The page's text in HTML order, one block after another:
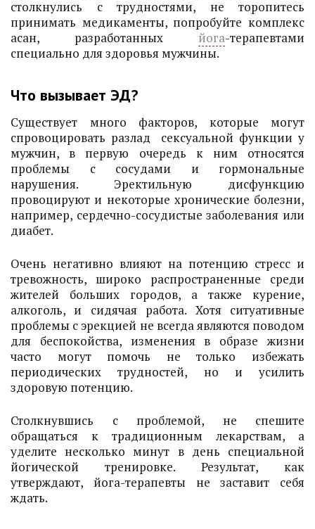
столкнулись с трудностями, не торопитесь
принимать медикаменты, попробуйте комплекс
асан, разработанных йога-терапевтами
специально для здоровья мужчины.
Что вызывает ЭД?
Существует много факторов, которые могут
спровоцировать разлад сексуальной функции у
мужчин, в первую очередь к ним относятся
проблемы с сосудами и гормональные
нарушения. Эректильную дисфункцию
провоцируют и некоторые хронические болезни,
например, сердечно-сосудистые заболевания или
диабет.
Очень негативно влияют на потенцию стресс и
тревожность, широко распространенные среди
жителей больших городов, а также курение,
алкоголь, и сидячая работа. Хотя ситуативные
проблемы с эрекцией не всегда являются поводом
для беспокойства, изменения в образе жизни
часто могут помочь не только избежать
периодических трудностей, но и усилить
здоровую потенцию.
Столкнувшись с проблемой, не спешите
обращаться к традиционным лекарствам, а
уделите несколько минут в день специальной
йогической тренировке. Результат, как
утверждают, йога-терапевты не заставит себя
ждать.